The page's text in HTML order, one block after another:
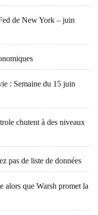
de New York – juin
: Semaine du 15 juin
chutent à des niveaux
pas de liste de données
alors que Warsh promet la